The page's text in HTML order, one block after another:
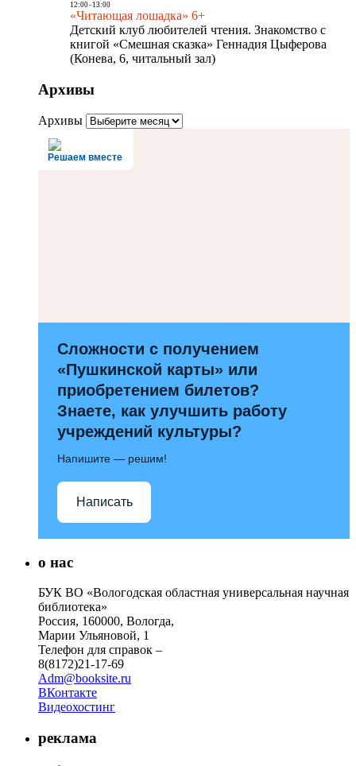
12:00- 13:00
«Читающая лошадка» 6+
Детский клуб любителей чтения. Знакомство с
книгой «Смешная сказка» Геннадия Цыферова
(Конева, 6, читальный зал)
Архивы
Архивы
Решаем вместе
Сложности с получением
«Пушкинской карты» или
приобретением билетов?
Знаете, как улучшить работу
учреждений культуры?
Напишите — решим!
Написать
о нас
БУК ВО «Вологодская областная универсальная научная
библиотека»
Россия, 160000, Вологда,
Марии Ульяновой, 1
Телефон для справок –
8(8172)21-17-69
Adm@booksite.ru
ВКонтакте
Видеохостинг
реклама